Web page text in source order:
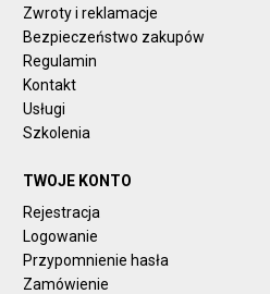
Zwroty i reklamacje
Bezpieczeństwo zakupów
Regulamin
Kontakt
Usługi
Szkolenia
TWOJE KONTO
Rejestracja
Logowanie
Przypomnienie hasła
Zamówienie